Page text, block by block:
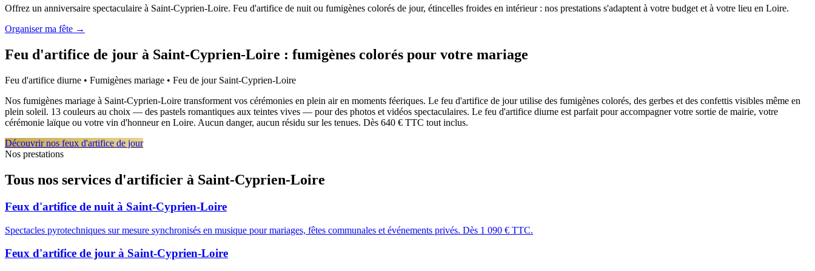
Offrez un anniversaire spectaculaire à Saint-Cyprien-Loire. Feu d'artifice de nuit ou fumigènes colorés de jour, étincelles froides en intérieur : nos prestations s'adaptent à votre budget et à votre lieu en Loire.
Organiser ma fête →
Feu d'artifice de jour à Saint-Cyprien-Loire : fumigènes colorés pour votre mariage
Feu d'artifice diurne • Fumigènes mariage • Feu de jour Saint-Cyprien-Loire
Nos fumigènes mariage à Saint-Cyprien-Loire transforment vos cérémonies en plein air en moments féeriques. Le feu d'artifice de jour utilise des fumigènes colorés, des gerbes et des confettis visibles même en
plein soleil. 13 couleurs au choix — des pastels romantiques aux teintes vives — pour des photos et vidéos spectaculaires. Le feu d'artifice diurne est parfait pour accompagner votre sortie de mairie, votre
cérémonie laïque ou votre vin d'honneur en Loire. Aucun danger, aucun résidu sur les tenues. Dès 640 € TTC tout inclus.
Découvrir nos feux d'artifice de jour
Nos prestations
Tous nos services d'artificier à Saint-Cyprien-Loire
Feux d'artifice de nuit à Saint-Cyprien-Loire
Spectacles pyrotechniques sur mesure synchronisés en musique pour mariages, fêtes communales et événements privés. Dès 1 090 € TTC.
Feux d'artifice de jour à Saint-Cyprien-Loire